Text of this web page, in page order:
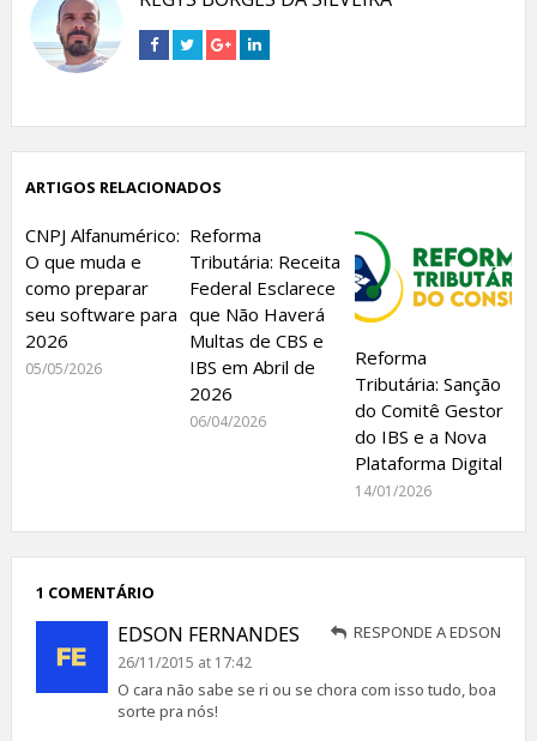
Connect
on
Connect
on
Connect
on
Connect
on
ARTIGOS RELACIONADOS
CNPJ Alfanumérico:
O que muda e
como preparar
seu software para
2026
05/05/2026
Reforma
Tributária: Receita
Federal Esclarece
que Não Haverá
Multas de CBS e
IBS em Abril de
2026
06/04/2026
Reforma
Tributária: Sanção
do Comitê Gestor
do IBS e a Nova
Plataforma Digital
14/01/2026
1 COMENTÁRIO
EDSON FERNANDES RESPONDE A EDSON
26/11/2015 at 17:42
O cara não sabe se ri ou se chora com isso tudo, boa
sorte pra nós!